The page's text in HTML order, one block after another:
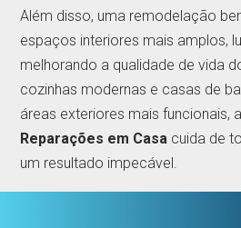
Além disso, uma remodelação
espaços interiores mais amplos,
melhorando a qualidade de vida
cozinhas modernas e casas de
áreas exteriores mais funcionais, a
Reparações em Casa cuida de
um resultado impecável.